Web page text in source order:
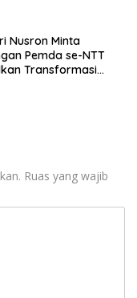
Nusron Minta
Pemda se-NTT
Transformasi
Ruas yang wajib